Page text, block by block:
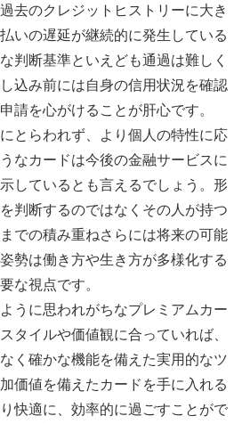
去のクレジットヒストリーに大き
いの遅延が継続的に発生している
判断基準といえども通過は難しく
込み前には自身の信用状況を確認
請を心がけることが肝心です。
とらわれず、より個人の特性に応
なカードは今後の金融サービスに
しているとも言えるでしょう。形
判断するのではなくその人が持つ
での積み重ねさらには将来の可能
勢は働き方や生き方が多様化する
な視点です。
うに思われがちなプレミアムカー
タイルや価値観に合っていれば、
く確かな機能を備えた実用的なツ
価値を備えたカードを手に入れる
快適に、効率的に過ごすことがで